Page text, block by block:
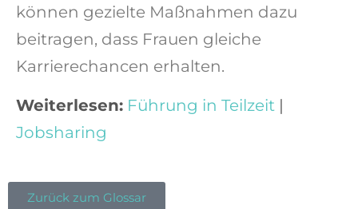
können gezielte Maßnahmen dazu
beitragen, dass Frauen gleiche
Karrierechancen erhalten.
Weiterlesen: Führung in Teilzeit |
Jobsharing
Zurück zum Glossar